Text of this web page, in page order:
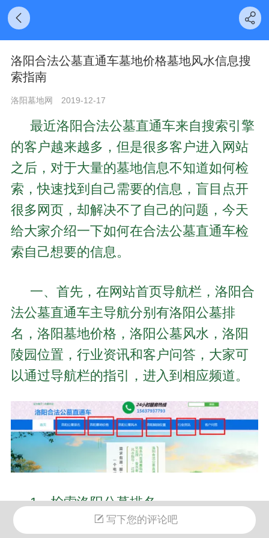
洛阳合法公墓直通车墓地价格墓地风水信息搜
索指南
洛阳墓地网 2019-12-17
最近洛阳合法公墓直通车来自搜索引擎
的客户越来越多，但是很多客户进入网站
之后，对于大量的墓地信息不知道如何检
索，快速找到自己需要的信息，盲目点开
很多网页，却解决不了自己的问题，今天
给大家介绍一下如何在合法公墓直通车检
索自己想要的信息。
一、首先，在网站首页导航栏，洛阳合
法公墓直通车主导航分别有洛阳公墓排
名，洛阳墓地价格 ，洛阳公墓风水，洛阳
陵园位置，行业资讯和客户问答，大家可
以通过导航栏的指引，进入到相应频道。
1、检索洛阳公墓排名
如果想搜索洛阳有哪些合法公墓，洛阳
写下您的评论吧